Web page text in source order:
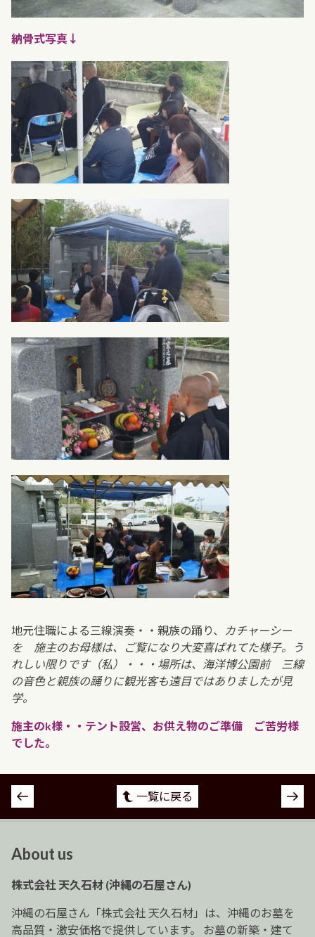
納骨式写真↓
地元住職による三線演奏・・親族の踊り、
カチャーシー
を 施主のお母様は、ご覧になり大変喜ばれてた様子。う
れしい限りです（私）・・・場所は、海洋博公園前 三線
の音色と親族の踊りに観光客も遠目ではありましたが見
学。
施主のk様・・テント設営、お供え物のご準備 ご苦労様
でした。
投
稿
ゲ
ー
シ
ョ
ン
一覧に戻る
About us
株式会社 天久石材 (沖縄の石屋さん)
沖縄の石屋さん「株式会社 天久石材」は、沖縄のお墓を
高品質・激安価格で提供しています。 お墓の新築・建て